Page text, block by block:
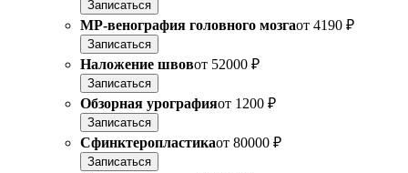
Записаться
МР-венография головного мозгаот 4190 ₽
Записаться
Наложение швовот 52000 ₽
Записаться
Обзорная урографияот 1200 ₽
Записаться
Сфинктеропластикаот 80000 ₽
Записаться